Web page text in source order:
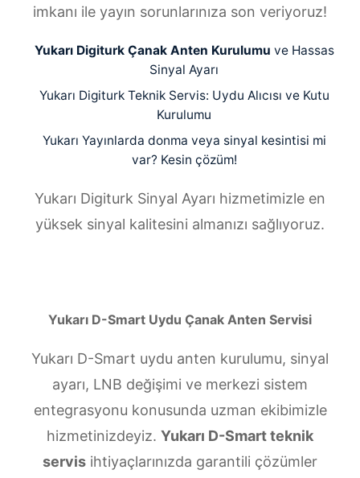
imkanı ile yayın sorunlarınıza son veriyoruz!
Yukarı Digiturk Çanak Anten Kurulumu ve Hassas
Sinyal Ayarı
Yukarı Digiturk Teknik Servis: Uydu Alıcısı ve Kutu
Kurulumu
Yukarı Yayınlarda donma veya sinyal kesintisi mi
var? Kesin çözüm!
Yukarı Digiturk Sinyal Ayarı hizmetimizle en
yüksek sinyal kalitesini almanızı sağlıyoruz.
Yukarı D-Smart Uydu Çanak Anten Servisi
Yukarı D-Smart uydu anten kurulumu, sinyal
ayarı, LNB değişimi ve merkezi sistem
entegrasyonu konusunda uzman ekibimizle
hizmetinizdeyiz. Yukarı D-Smart teknik
servis ihtiyaçlarınızda garantili çözümler